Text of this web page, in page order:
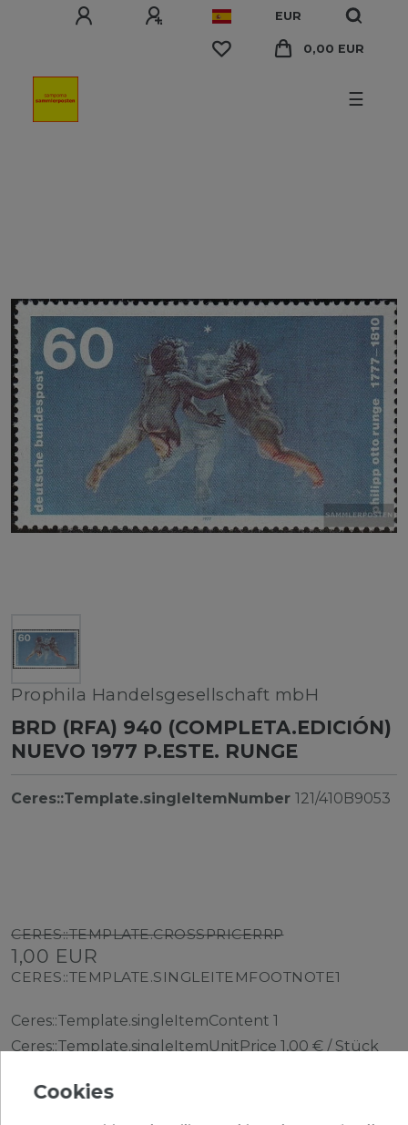
EUR
0,00 EUR
☰
Prophila Handelsgesellschaft mbH
BRD (RFA) 940 (COMPLETA.EDICIÓN)
NUEVO 1977 P.ESTE. RUNGE
Ceres::Template.singleItemNumber 121/410B9053
CERES::TEMPLATE.CROSSPRICERRP
1,00 EUR
CERES::TEMPLATE.SINGLEITEMFOOTNOTE1
Ceres::Template.singleItemContent 1
Ceres::Template.singleItemUnitPrice 1,00 € / Stück
Cookies